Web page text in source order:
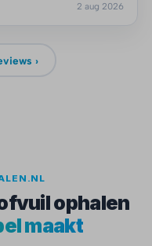
2 aug 2026
›
ophalen
maakt